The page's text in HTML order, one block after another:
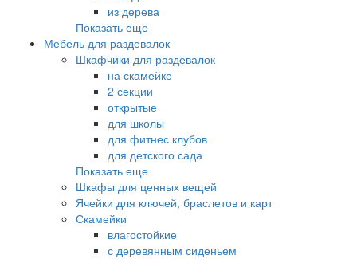
из дерева
Показать еще
Мебель для раздевалок
Шкафчики для раздевалок
на скамейке
2 секции
открытые
для школы
для фитнес клубов
для детского сада
Показать еще
Шкафы для ценных вещей
Ячейки для ключей, браслетов и карт
Скамейки
влагостойкие
с деревянным сиденьем